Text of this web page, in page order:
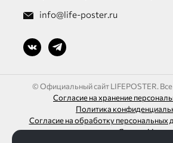
info@life-poster.ru
© Официальный сайт LIFEPOSTER.
Согласие на хранение
Политика
Согласие на обработку
сервиса